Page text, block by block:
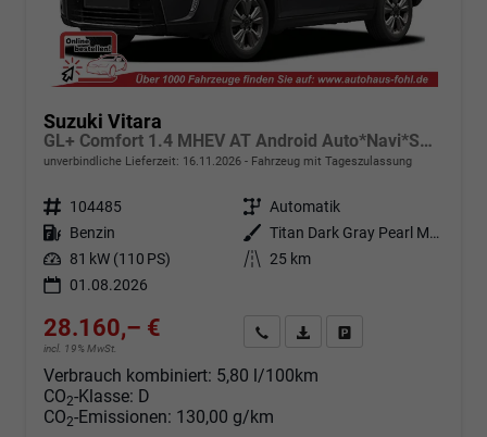
Suzuki Vitara
GL+ Comfort 1.4 MHEV AT Android Auto*Navi*SHZ*ACC*Kamera*Klimauto*LED*PrivacyGlas
unverbindliche Lieferzeit: 16.11.2026 Fahrzeug mit Tageszulassung
Fahrzeugnr. 104485 Getriebe Automatik
Kraftstoff Benzin Außenfarbe
Titan Dark Gray Pearl Metallic (ZZZ)
Leistung 81 kW (110 PS) Kilometerstand 25 km
01.08.2026
28.160,– €
incl. 19% MwSt.
Angebot anfordern
Fahrzeugexpose (PDF)
Verbrauch kombiniert: 5,80 l/100km
CO2-Klasse: D
CO2-Emissionen: 130,00 g/km